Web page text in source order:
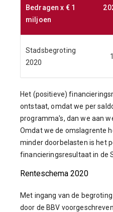
Bedragen x € 1
miljoen
Stadsbegroting
2020
Het (positieve)
ontstaat, omdat we per
programma's, dan we aan
Omdat we de omslagrente
minder doorbelasten is het
financieringsresultaat in de
Renteschema 2020
Met ingang van de
door de BBV